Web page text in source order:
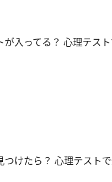
入ってる？ 心理テスト
けたら？ 心理テスト